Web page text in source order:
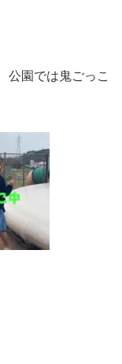
園では鬼ごっこ